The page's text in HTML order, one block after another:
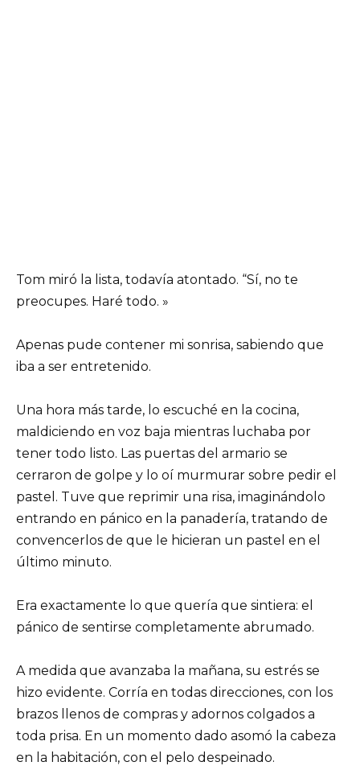
Tom miró la lista, todavía atontado. “Sí, no te
preocupes. Haré todo. »
Apenas pude contener mi sonrisa, sabiendo que
iba a ser entretenido.
Una hora más tarde, lo escuché en la cocina,
maldiciendo en voz baja mientras luchaba por
tener todo listo. Las puertas del armario se
cerraron de golpe y lo oí murmurar sobre pedir el
pastel. Tuve que reprimir una risa, imaginándolo
entrando en pánico en la panadería, tratando de
convencerlos de que le hicieran un pastel en el
último minuto.
Era exactamente lo que quería que sintiera: el
pánico de sentirse completamente abrumado.
A medida que avanzaba la mañana, su estrés se
hizo evidente. Corría en todas direcciones, con los
brazos llenos de compras y adornos colgados a
toda prisa. En un momento dado asomó la cabeza
en la habitación, con el pelo despeinado.